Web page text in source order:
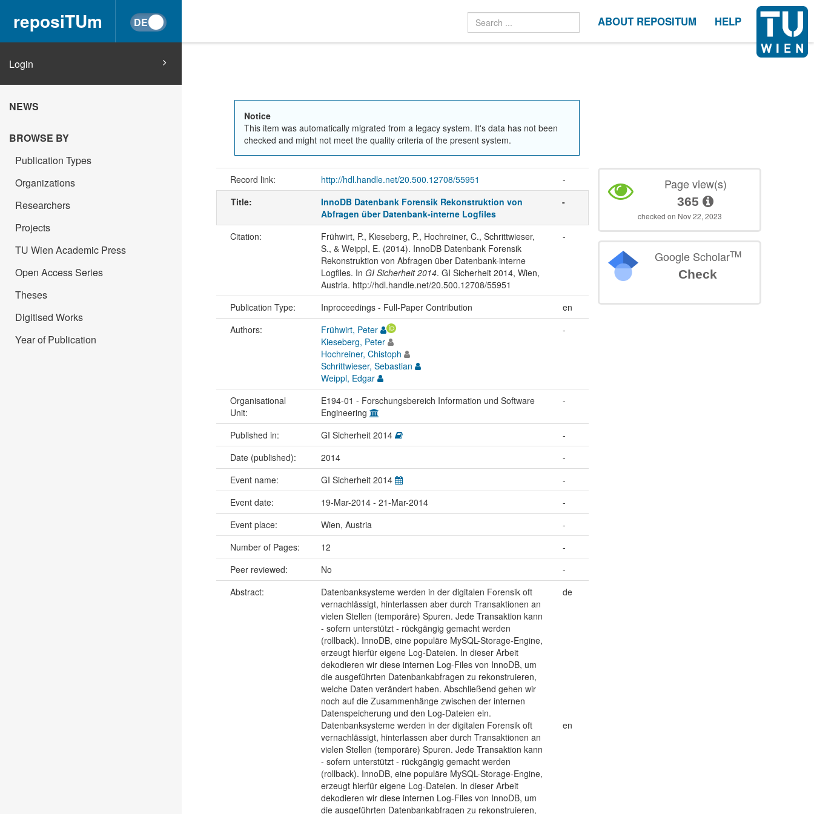
reposiTUm ABOUT REPOSITUM HELP
Login
NEWS
BROWSE BY
Publication Types
Organizations
Researchers
Projects
TU Wien Academic Press
Open Access Series
Theses
Digitised Works
Year of Publication
Notice
This item was automatically migrated from a legacy system. It's data has not been
checked and might not meet the quality criteria of the present system.
Record link: http://hdl.handle.net/20.500.12708/55951
-
Title:
InnoDB Datenbank Forensik Rekonstruktion von
Abfragen über Datenbank-interne Logfiles
-
Citation:
Frühwirt, P., Kieseberg, P., Hochreiner, C., Schrittwieser,
S., & Weippl, E. (2014). InnoDB Datenbank Forensik
Rekonstruktion von Abfragen über Datenbank-interne
Logfiles. In GI Sicherheit 2014. GI Sicherheit 2014, Wien,
Austria. http://hdl.handle.net/20.500.12708/55951
-
Publication Type: Inproceedings - Full-Paper Contribution
en
Authors:
Frühwirt, Peter
Kieseberg, Peter
Hochreiner, Chistoph
Schrittwieser, Sebastian
Weippl, Edgar
-
Organisational
Unit:
E194-01 - Forschungsbereich Information und Software
Engineering
-
Published in: GI Sicherheit 2014
-
Date (published):
2014
-
Event name:
GI Sicherheit 2014
-
Event date:
19-Mar-2014 - 21-Mar-2014
-
Event place:
Wien, Austria
-
Number of Pages:
12
-
Peer reviewed:
No
-
Abstract:
Datenbanksysteme werden in der digitalen Forensik oft
vernachlässigt, hinterlassen aber durch Transaktionen an
vielen Stellen (temporäre) Spuren. Jede Transaktion kann
- sofern unterstützt - rückgängig gemacht werden
(rollback). InnoDB, eine populäre MySQL-Storage-Engine,
erzeugt hierfür eigene Log-Dateien. In dieser Arbeit
dekodieren wir diese internen Log-Files von InnoDB, um
die ausgeführten Datenbankabfragen zu rekonstruieren,
welche Daten verändert haben. Abschließend gehen wir
noch auf die Zusammenhänge zwischen der internen
Datenspeicherung und den Log-Dateien ein.
de
Datenbanksysteme werden in der digitalen Forensik oft
vernachlässigt, hinterlassen aber durch Transaktionen an
vielen Stellen (temporäre) Spuren. Jede Transaktion kann
- sofern unterstützt - rückgängig gemacht werden
(rollback). InnoDB, eine populäre MySQL-Storage-Engine,
erzeugt hierfür eigene Log-Dateien. In dieser Arbeit
dekodieren wir diese internen Log-Files von InnoDB, um
die ausgeführten Datenbankabfragen zu rekonstruieren,
en
Page view(s)
365
checked on Nov 22, 2023
Google ScholarTM
Check